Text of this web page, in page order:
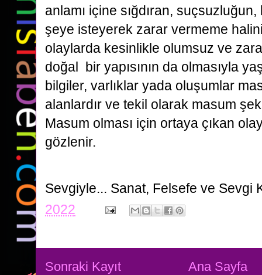
anlamı içine sığdıran,
şeye isteyerek zarar vermeme
olaylarda kesinlikle olumsuz ve
doğal bir yapısının da olmasıyla
bilgiler, varlıklar yada oluşumlar
alanlardır ve tekil olarak masum
Masum olması için ortaya çıkan
gözlenir.
Sevgiyle... Sanat, Felsefe ve Sevgi
2022
Sonraki Kayıt Ana Sayfa